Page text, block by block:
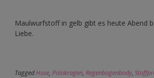
Maulwurfstoff in gelb gibt es heute Abend
Liebe.
TaggedHose, Polokragen, Regenbogenbody,